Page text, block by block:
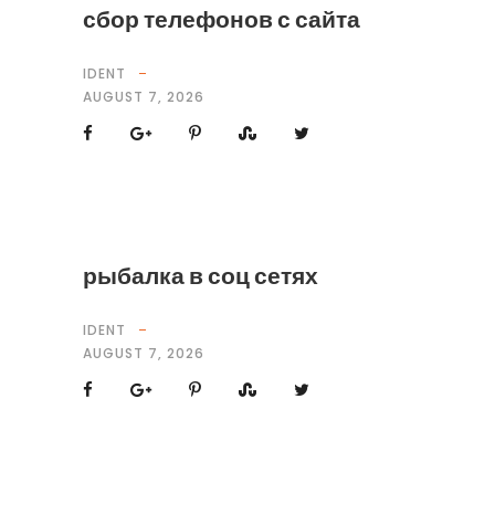
сбор телефонов с сайта
IDENT
AUGUST 7, 2026
рыбалка в соц сетях
IDENT
AUGUST 7, 2026